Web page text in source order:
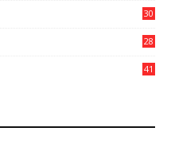
30
28
41